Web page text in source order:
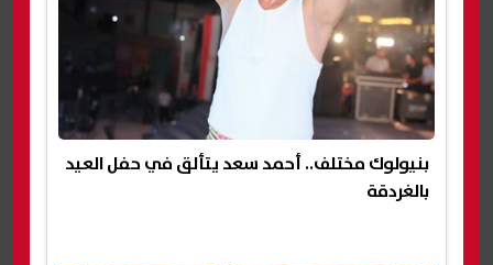
بنيولوك مختلف.. أحمد سعد يتألق في حفل العيد
بالغردقة